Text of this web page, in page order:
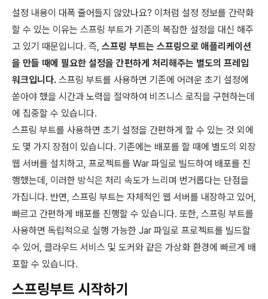
설정 내용이 대폭 줄어들지 않았나요? 이처럼 설정 정보를 간략화
할 수 있는 이유는 스프링 부트가 기존의 복잡한 설정을 대신 해주
고 있기 때문입니다. 즉, 스프링 부트는 스프링으로 애플리케이션
을 만들 때에 필요한 설정을 간편하게 처리해주는 별도의 프레임
워크입니다. 스프링 부트를 사용하면 기존에 어려운 초기 설정에
쏟아야 했을 시간과 노력을 절약하여 비즈니스 로직을 구현하는데
에 집중할 수 있습니다.
스프링 부트를 사용하면 초기 설정을 간편하게 할 수 있는 것 외에
도 몇 가지 장점이 있습니다. 기존에는 배포를 할 때에 별도의 외장
웹 서버를 설치하고, 프로젝트를 War 파일로 빌드하여 배포를 진
행했는데, 이러한 방식은 처리 속도가 느리며 번거롭다는 단점을
가집니다. 반면, 스프링 부트는 자체적인 웹 서버를 내장하고 있어,
빠르고 간편하게 배포를 진행할 수 있습니다. 또한, 스프링 부트를
사용하면 독립적으로 실행 가능한 Jar 파일로 프로젝트를 빌드할
수 있어, 클라우드 서비스 및 도커와 같은 가상화 환경에 빠르게 배
포할 수 있습니다.
스프링부트 시작하기